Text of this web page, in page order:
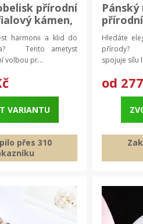
přírodní
kámen,
harmonii a klid do
Tento ametyst
volbou pr...
VARIANTU
přes 310
šperky
Hledáte
přírody?
spojuje sílu
od